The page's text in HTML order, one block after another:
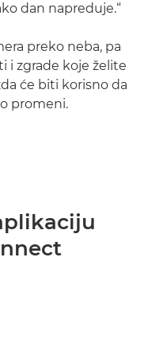
dan napreduje.“
preko neba, pa
i zgrade koje želite
će biti korisno da
promeni.